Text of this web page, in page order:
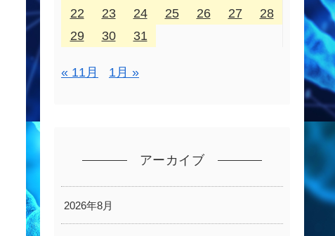
22
23 24 25 26 27
28
29
30 31
« 11月 1月 »
アーカイブ
2026年8月